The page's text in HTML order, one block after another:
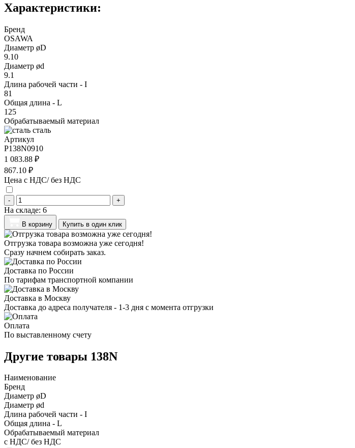
Характеристики:
Бренд
OSAWA
Диаметр øD
9.10
Диаметр ød
9.1
Длина рабочей части - I
81
Общая длина - L
125
Обрабатываемый материал
сталь
Артикул
P138N0910
1 083.88 ₽
867.10 ₽
Цена с НДС/ без НДС
- +
На складе: 6
В корзину Купить в один клик
Отгрузка товара возможна уже сегодня!
Сразу начнем собирать заказ.
Доставка по России
По тарифам транспортной компании
Доставка в Москву
Доставка до адреса получателя - 1-3 дня с момента отгрузки
Оплата
По выставленному счету
Другие товары 138N
Наименование
Бренд
Диаметр øD
Диаметр ød
Длина рабочей части - I
Общая длина - L
Обрабатываемый материал
с НДС/ без НДС